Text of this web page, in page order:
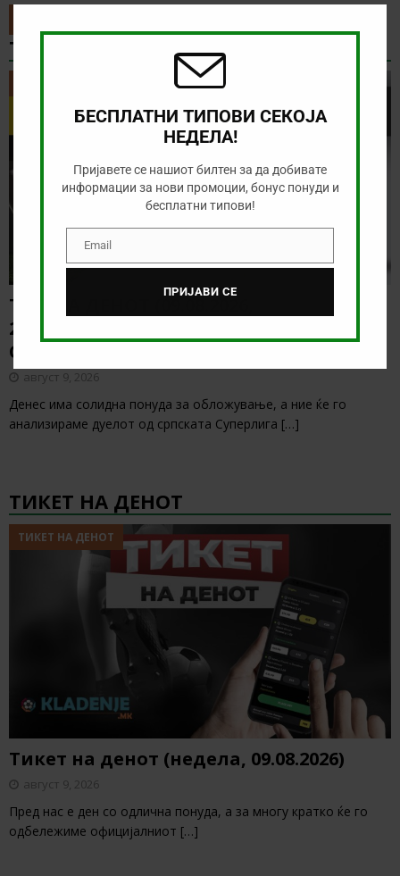
ТИП НА ДЕНОТ
ТИП НА ДЕНОТ (09.08.2026,
20:00) ВОЈВОДИНА – РАДНИК
СУРДУЛИЦА
август 9, 2026
Денес има солидна понуда за обложување, а ние ќе го
анализираме дуелот од српската Суперлига […]
ТИКЕТ НА ДЕНОТ
ТИКЕТ НА ДЕНОТ
Тикет на денот (недела, 09.08.2026)
август 9, 2026
Пред нас е ден со одлична понуда, а за многу кратко ќе го
одбележиме официјалниот […]
БЕСПЛАТНИ ТИПОВИ СЕКОЈА
НЕДЕЛА!
Пријавете се нашиот билтен за да добивате
информации за нови промоции, бонус понуди и
бесплатни типови!
EmailEmail
ПРИЈАВИ СЕ